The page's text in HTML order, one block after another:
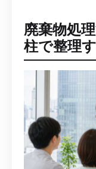
廃棄物処
柱で整理